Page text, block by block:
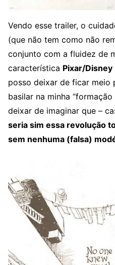
Vendo esse trailer, o
(que não tem como não
conjunto com a fluidez de
característica Pixar/Disney
posso deixar de ficar meio
basilar na minha
deixar de imaginar que –
seria sim essa revolução
sem nenhuma (falsa)